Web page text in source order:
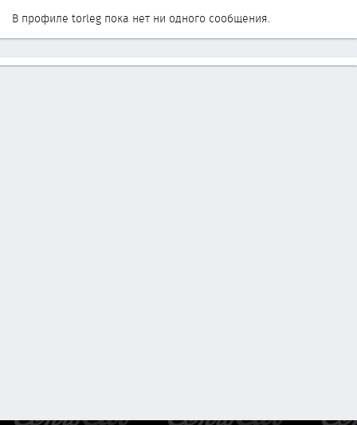
В профиле torleg пока нет ни одного сообщения.